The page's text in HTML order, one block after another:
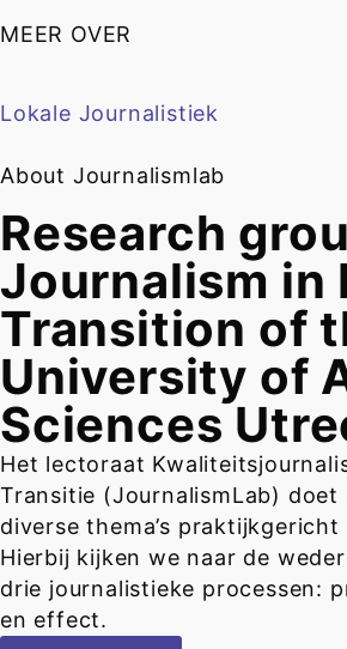
MEER OVER
Lokale Journalistiek
About Journalismlab
Research
Journalism in
Transition of
University of
Sciences
Het lectoraat
Transitie (JournalismLab) doet
diverse thema’s
Hierbij kijken we naar de
drie journalistieke processen:
en effect.